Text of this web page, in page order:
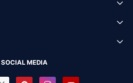
SOCIAL MEDIA